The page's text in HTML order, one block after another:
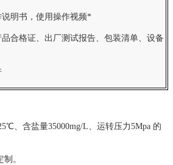
明书，使用操作视频*
合格证、出厂测试报告、包装清单、设备
、含盐量35000mg/L、运转压力5Mpa 的
。